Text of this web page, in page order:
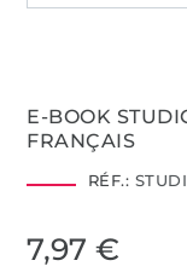
E-BOOK
FRANÇAIS
RÉF.:
7,97 €